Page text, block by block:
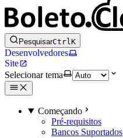
PesquisarCtrlK
Desenvolvedores
Site
Selecionar tema
Começando
Pré-requisitos
Bancos Suportados